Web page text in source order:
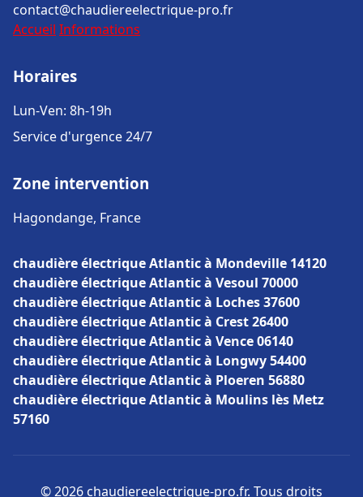
contact@chaudiereelectrique-pro.fr
Accueil Informations
Horaires
Lun-Ven: 8h-19h
Service d'urgence 24/7
Zone intervention
Hagondange, France
chaudière électrique Atlantic à Mondeville 14120
chaudière électrique Atlantic à Vesoul 70000
chaudière électrique Atlantic à Loches 37600
chaudière électrique Atlantic à Crest 26400
chaudière électrique Atlantic à Vence 06140
chaudière électrique Atlantic à Longwy 54400
chaudière électrique Atlantic à Ploeren 56880
chaudière électrique Atlantic à Moulins lès Metz
57160
© 2026 chaudiereelectrique-pro.fr. Tous droits